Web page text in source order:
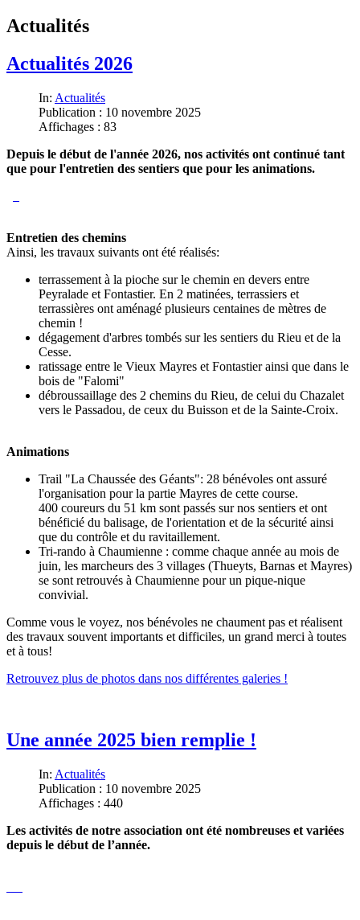
Actualités
Actualités 2026
In: Actualités
Publication : 10 novembre 2025
Affichages : 83
Depuis le début de l'année 2026, nos activités ont continué tant
que pour l'entretien des sentiers que pour les animations.
Entretien des chemins
Ainsi, les travaux suivants ont été réalisés:
terrassement à la pioche sur le chemin en devers entre
Peyralade et Fontastier. En 2 matinées, terrassiers et
terrassières ont aménagé plusieurs centaines de mètres de
chemin !
dégagement d'arbres tombés sur les sentiers du Rieu et de la
Cesse.
ratissage entre le Vieux Mayres et Fontastier ainsi que dans le
bois de "Falomi"
débroussaillage des 2 chemins du Rieu, de celui du Chazalet
vers le Passadou, de ceux du Buisson et de la Sainte-Croix.
Animations
Trail "La Chaussée des Géants": 28 bénévoles ont assuré
l'organisation pour la partie Mayres de cette course.
400 coureurs du 51 km sont passés sur nos sentiers et ont
bénéficié du balisage, de l'orientation et de la sécurité ainsi
que du contrôle et du ravitaillement.
Tri-rando à Chaumienne : comme chaque année au mois de
juin, les marcheurs des 3 villages (Thueyts, Barnas et Mayres)
se sont retrouvés à Chaumienne pour un pique-nique
convivial.
Comme vous le voyez, nos bénévoles ne chaument pas et réalisent
des travaux souvent importants et difficiles, un grand merci à toutes
et à tous!
Retrouvez plus de photos dans nos différentes galeries !
Une année 2025 bien remplie !
In: Actualités
Publication : 10 novembre 2025
Affichages : 440
Les activités de notre association ont été nombreuses et variées
depuis le début de l’année.